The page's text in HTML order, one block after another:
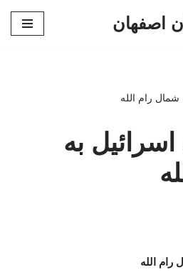
اصفهان
شمال رام الله
اسرائیل به
رام الله